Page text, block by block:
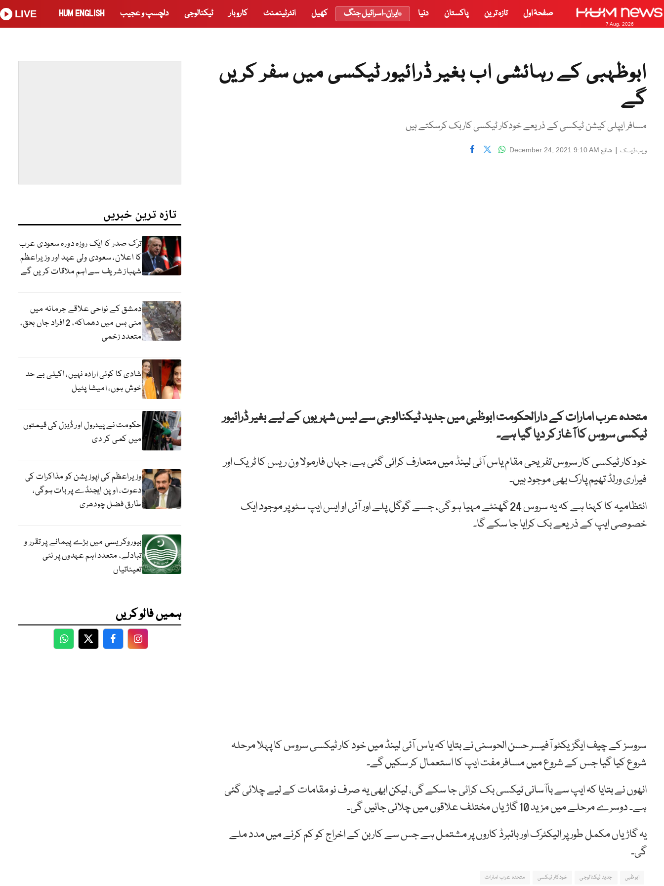
7 Aug, 2026
صفحۂ اول تازہ ترین پاکستان دنیا ایران-اسرائیل جنگ کھیل انٹرٹینمنٹ کاروبار ٹیکنالوجی دلچسپ و عجیب HUM ENGLISH
LIVE
ابوظہبی کے رہائشی اب بغیر ڈرائیور ٹیکسی میں سفر کریں
گے
مسافر ایپلی کیشن ٹیکسی کے ذریعے خودکار ٹیکسی کاربک کرسکتے ہیں
ویب ڈیسک | شائع December 24, 2021 9:10 AM
متحدہ عرب امارات کے دارالحکومت ابوظبی میں جدید ٹیکنالوجی سے لیس شہریوں کے لیے بغیر ڈرائیور
ٹیکسی سروس کا آغاز کر دیا گیا ہے۔
خودکار ٹیکسی کار سروس تفریحی مقام یاس آئی لینڈ میں متعارف کرائی گئی ہے، جہاں فارمولا ون ریس کا ٹریک اور
فیراری ورلڈ تھیم پارک بھی موجود ہیں۔
انتظامیہ کا کہنا ہے کہ یہ سروس 24 گھنٹے مہیا ہو گی، جسے گوگل پلے اور آئی او ایس ایپ سٹو پر موجود ایک
خصوصی ایپ کے ذریعے بک کرایا جا سکے گا۔
سروسز کے چیف ایگزیکٹو آفیسر حسن الحوسنی نے بتایا کہ یاس آئی لینڈ میں خود کار ٹیکسی سروس کا پہلا مرحلہ
شروع کیا گیا جس کے شروع میں مسافر مفت ایپ کا استعمال کر سکیں گے۔
انھوں نے بتایا کہ ایپ سے باآسانی ٹیکسی بک کرائی جا سکے گی، لیکن ابھی یہ صرف نو مقامات کے لیے چلائی گئی
ہے۔ دوسرے مرحلے میں مزید 10 گاڑیاں مختلف علاقوں میں چلائی جائیں گی۔
یہ گاڑیاں مکمل طور پر الیکٹرک اور ہائبرڈ کاروں پر مشتمل ہے جس سے کاربن کے اخراج کو کم کرنے میں مدد ملے
گی۔
ابوظبی جدید ٹیکنالوجی خودکار ٹیکسی متحدہ عرب امارات
تازہ ترین خبریں
ترک صدر کا ایک روزہ دورہ سعودی عرب
کا اعلان، سعودی ولی عہد اور وزیراعظم
شہباز شریف سے اہم ملاقات کریں گے
دمشق کے نواحی علاقے جرمانہ میں
منی بس میں دھماکہ، 2 افراد جاں بحق،
متعدد زخمی
شادی کا کوئی ارادہ نہیں، اکیلی بے حد
خوش ہوں، امیشا پٹیل
حکومت نے پیٹرول اور ڈیزل کی قیمتوں
میں کمی کر دی
وزیراعظم کی اپوزیشن کو مذاکرات کی
دعوت، اوپن ایجنڈے پر بات ہوگی،
طارق فضل چودھری
بیوروکریسی میں بڑے پیمانے پر تقرر و
تبادلے، متعدد اہم عہدوں پر نئی
تعیناتیاں
ہمیں فالو کریں
WhatsApp
TwitterFacebookFacebook